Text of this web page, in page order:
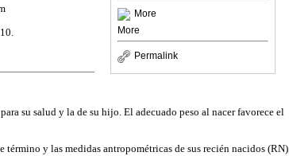
More
More
Permalink
su salud y la de su hijo. El adecuado peso al nacer favorece el
y las medidas antropométricas de sus recién nacidos (RN).